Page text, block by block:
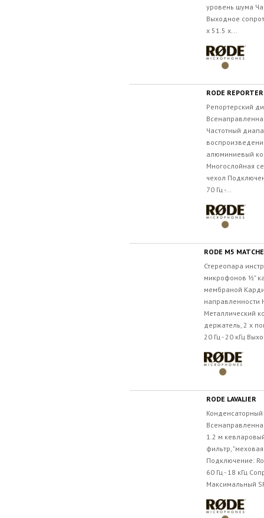
уровень шума
Выходное
x 51.5 x...
RODE REPORTER
Репортерский
Частотный
алюминиевый
Многослойная
чехол
70 Гц -...
RODE M5
Стереопара
микрофонов 1⁄2"
мембраной
направленности
Металлический
держатель, 2 x
20 Гц - 20 кГц
RODE LAVALIER
1.2 м
фильтр,
Подключение:
60 Гц - 18 кГц
Максимальный